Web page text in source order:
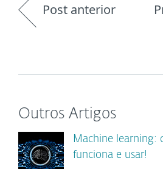
Post anterior
Outros Artigos
Machine learning:
funciona e usar!